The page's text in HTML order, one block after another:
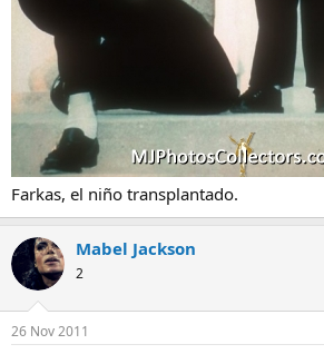
Farkas, el niño transplantado.
Mabel Jackson
2
26 Nov 2011